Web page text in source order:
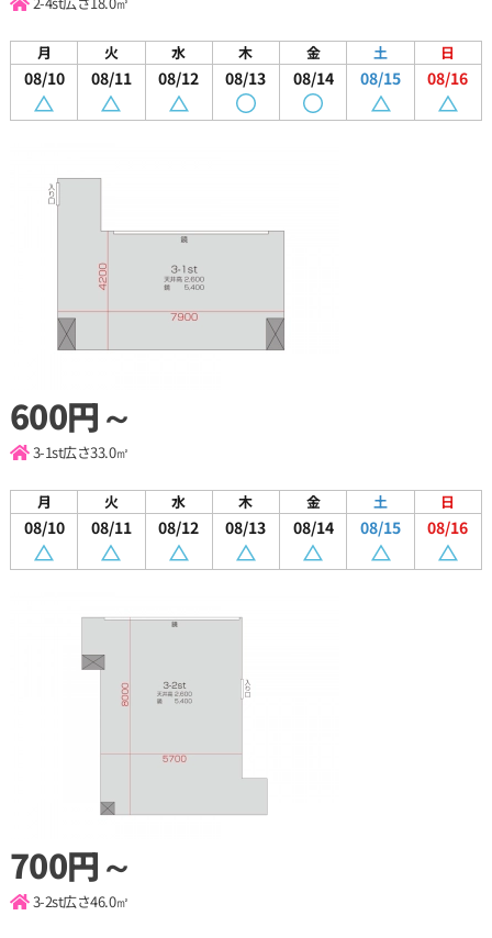
月
08/10
火
08/11
水
08/12
木
08/13
金
08/14
土
08/15
日
08/16
600円～
3-1st広さ33.0㎡
月
08/10
火
08/11
水
08/12
木
08/13
金
08/14
土
08/15
日
08/16
700円～
3-2st広さ46.0㎡